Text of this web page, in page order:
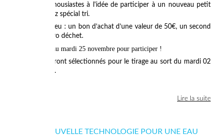
vous seriez enthousiastes à l'idée de participer à un nouveau petit
défi avec un quiz spécial tri.
Les lots mis en jeu : un bon d’achat d’une valeur de 50€, un second
de 20€, 1 kit zéro déchet.
Vous avez jusqu'au mardi 25 novembre pour participer !
Les gagnants seront sélectionnés pour le tirage au sort du mardi 02
décembre 2025.
Lire la suite
CAJARC : NOUVELLE TECHNOLOGIE POUR UNE EAU